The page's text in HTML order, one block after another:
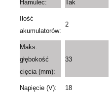
Hamulec: Tak
Ilość
akumulatorów:
2
Maks.
głębokość
cięcia (mm):
33
Napięcie (V): 18